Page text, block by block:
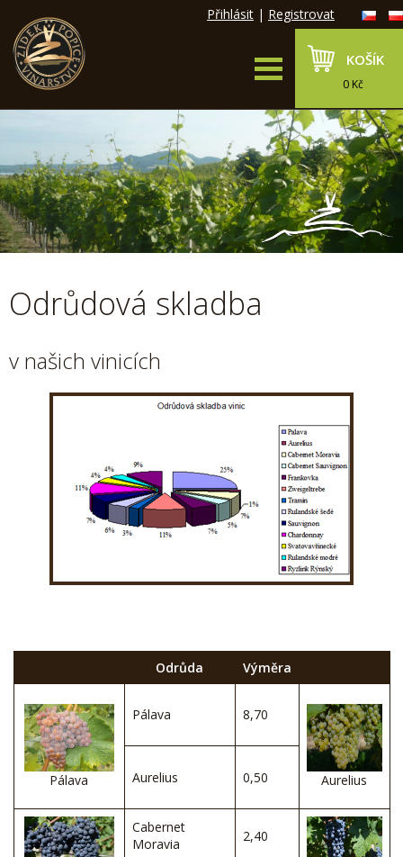
Přihlásit | Registrovat
KOŠÍK
0 Kč
Odrůdová skladba
v našich vinicích
Odrůda Výměra
Pálava
Pálava 8,70
Aurelius
Aurelius 0,50
Cabernet
Moravia
2,40